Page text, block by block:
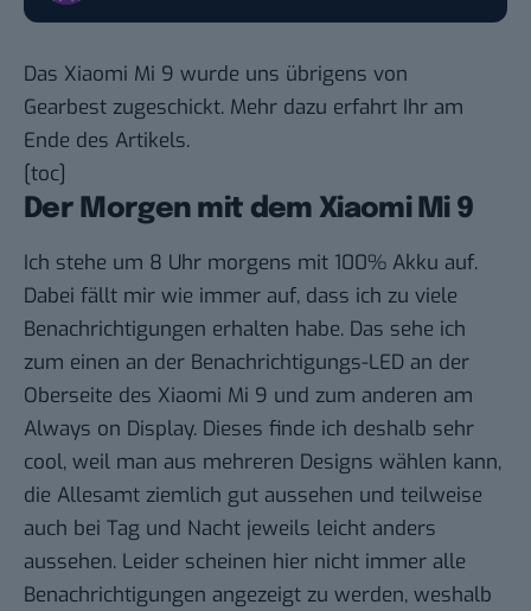
Das Xiaomi Mi 9 wurde uns übrigens von
Gearbest zugeschickt. Mehr dazu erfahrt Ihr am
Ende des Artikels.
[toc]
Der Morgen mit dem Xiaomi Mi 9
Ich stehe um 8 Uhr morgens mit 100% Akku auf.
Dabei fällt mir wie immer auf, dass ich zu viele
Benachrichtigungen erhalten habe. Das sehe ich
zum einen an der Benachrichtigungs-LED an der
Oberseite des Xiaomi Mi 9 und zum anderen am
Always on Display. Dieses finde ich deshalb sehr
cool, weil man aus mehreren Designs wählen kann,
die Allesamt ziemlich gut aussehen und teilweise
auch bei Tag und Nacht jeweils leicht anders
aussehen. Leider scheinen hier nicht immer alle
Benachrichtigungen angezeigt zu werden, weshalb